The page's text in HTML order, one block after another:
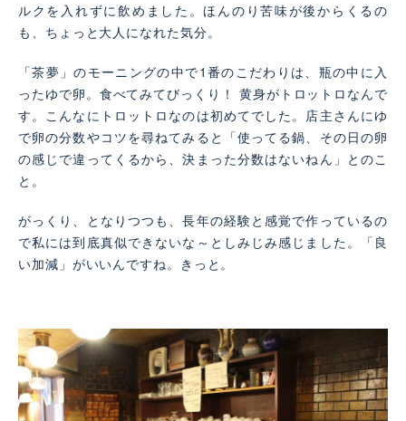
ルクを入れずに飲めました。ほんのり苦味が後からくるの
も、ちょっと大人になれた気分。
「茶夢」のモーニングの中で1番のこだわりは、瓶の中に入
ったゆで卵。食べてみてびっくり！ 黄身がトロットロなんで
す。こんなにトロットロなのは初めてでした。店主さんにゆ
で卵の分数やコツを尋ねてみると「使ってる鍋、その日の卵
の感じで違ってくるから、決まった分数はないねん」とのこ
と。
がっくり、となりつつも、長年の経験と感覚で作っているの
で私には到底真似できないな～としみじみ感じました。「良
い加減」がいいんですね。きっと。